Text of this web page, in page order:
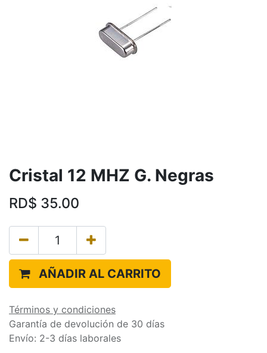
Cristal 12 MHZ G. Negras
RD$ 35.00
AÑADIR AL CARRITO
Términos y condiciones
Garantía de devolución de 30 días
Envío: 2-3 días laborales